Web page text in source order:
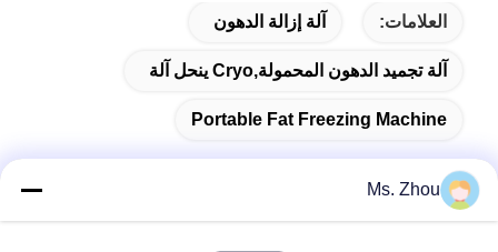
العلامات: آلة إزالة الدهون
آلة تجميد الدهون المحمولة,cryo ينحل آلة
Portable Fat Freezing Machine
Ms. Zhou